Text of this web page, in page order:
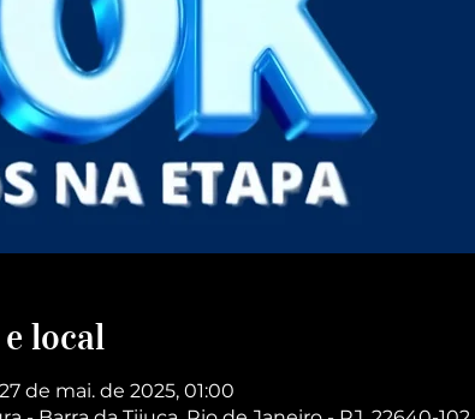
local
de mai. de 2025, 01:00